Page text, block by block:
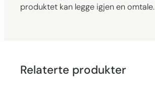
produktet kan legge igjen en omtale.
Relaterte produkter